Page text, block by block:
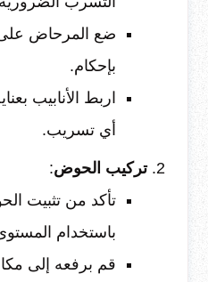
ضع المرحاض على
بإحكام.
اربط الأنابيب
أي تسريب.
تركيب الحوض:
تأكد من تثبيت
باستخدام
قم برفعه إلى